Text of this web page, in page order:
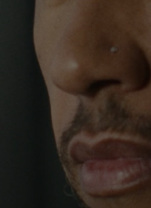
SIE,
UM
ES DER
herausgeführt.
Erfahrungen in
selbst
Sein RIMOWA
jede Spur auf
anderen Ortes